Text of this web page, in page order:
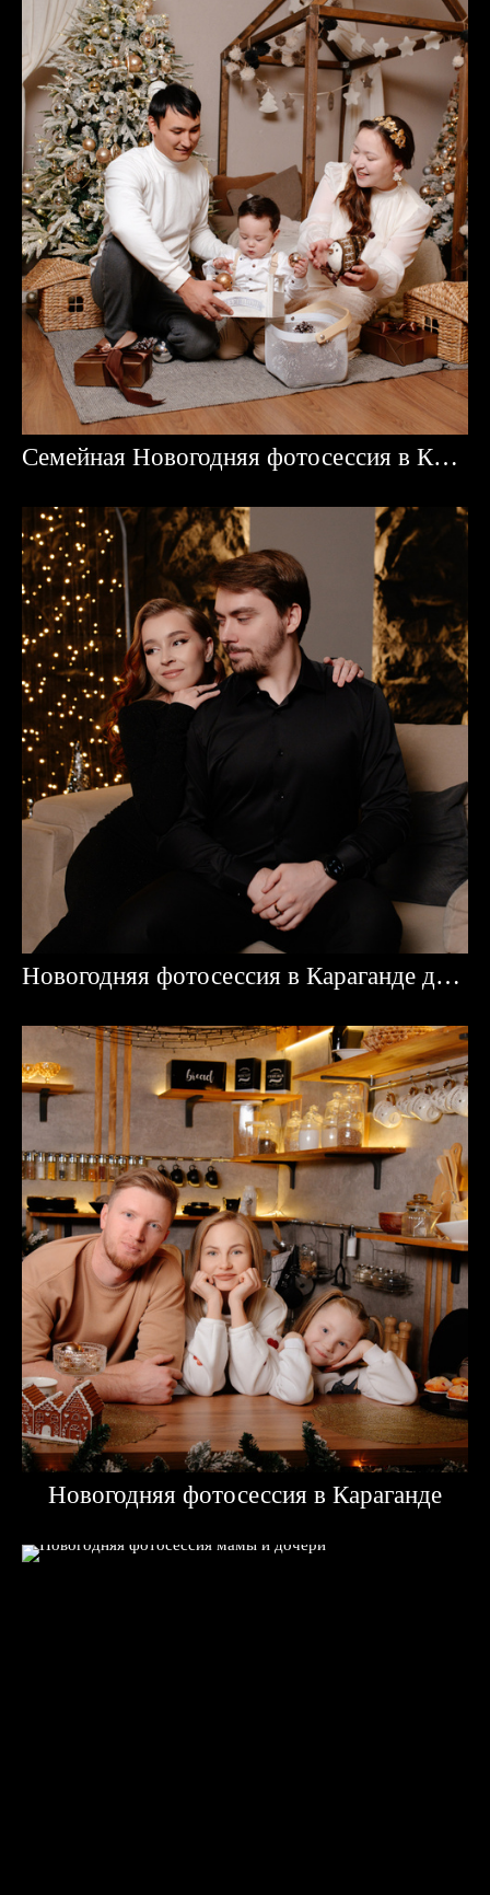
Семейная Новогодняя фотосессия в Караганде
Новогодняя фотосессия в Караганде для Екатерины и Григория
Новогодняя фотосессия в Караганде